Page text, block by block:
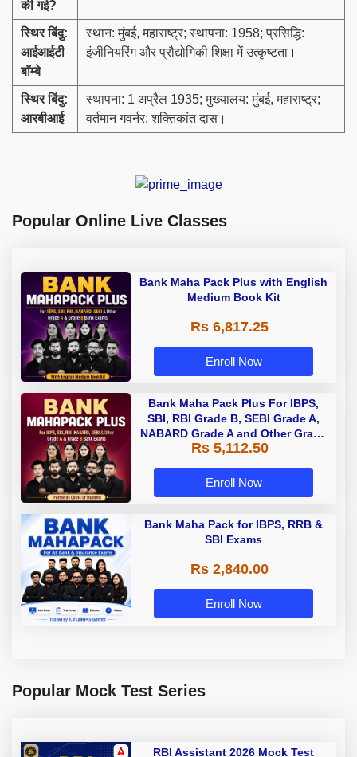
की गई?
स्थिर बिंदु:
आईआईटी
बॉम्बे
स्थान: मुंबई, महाराष्ट्र; स्थापना: 1958; प्रसिद्धि:
इंजीनियरिंग और प्रौद्योगिकी शिक्षा में उत्कृष्टता।
स्थिर बिंदु:
आरबीआई
स्थापना: 1 अप्रैल 1935; मुख्यालय: मुंबई, महाराष्ट्र;
वर्तमान गवर्नर: शक्तिकांत दास।
Popular Online Live Classes
Bank Maha Pack Plus with English
Medium Book Kit
Rs 6,817.25
Enroll Now
Bank Maha Pack Plus For IBPS,
SBI, RBI Grade B, SEBI Grade A,
NABARD Grade A and Other Grade
A & Grade B Bank Exams
Rs 5,112.50
Enroll Now
Bank Maha Pack for IBPS, RRB &
SBI Exams
Rs 2,840.00
Enroll Now
Popular Mock Test Series
RBI Assistant 2026 Mock Test